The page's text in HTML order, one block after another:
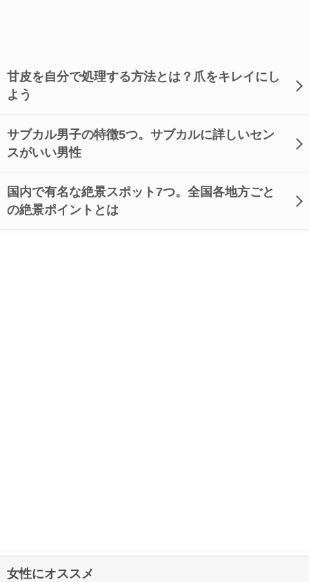
甘皮を自分で処理する方法とは？爪をキレイにし
よう
サブカル男子の特徴5つ。サブカルに詳しいセン
スがいい男性
国内で有名な絶景スポット7つ。全国各地方ごと
の絶景ポイントとは
女性にオススメ